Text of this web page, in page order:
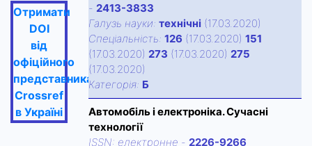
Отримати
DOI
від
офіційного
представника
Crossref
в Україні
- 2413-3833
Галузь науки: технічні (17.03.2020)
Спецiальнiсть: 126 (17.03.2020) 151
(17.03.2020) 273 (17.03.2020) 275
(17.03.2020)
Категорiя: Б
Автомобіль і електроніка. Сучасні
технології
ISSN: електронне - 2226-9266